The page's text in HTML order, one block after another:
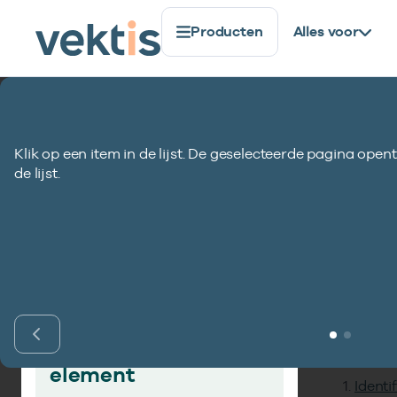
Producten Alles voor
Indicatie debet/
Vind gegevens­
element
Klik op een item in de lijst. De geselecteerde pagina
de lijst.